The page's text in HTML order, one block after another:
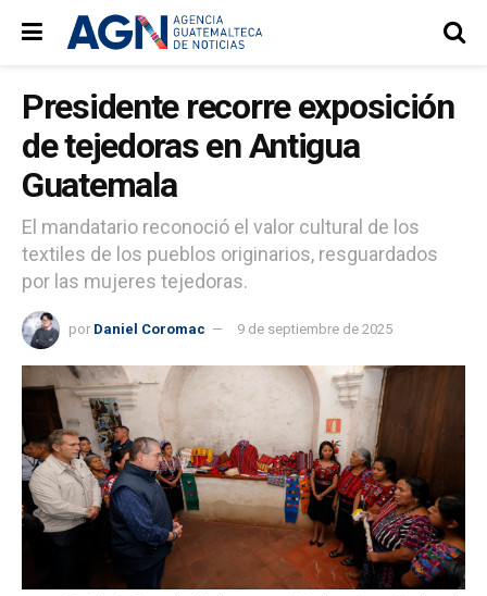
Presidente recorre exposición
de tejedoras en Antigua
Guatemala
El mandatario reconoció el valor cultural de los
textiles de los pueblos originarios, resguardados
por las mujeres tejedoras.
por Daniel Coromac 9 de septiembre de 2025